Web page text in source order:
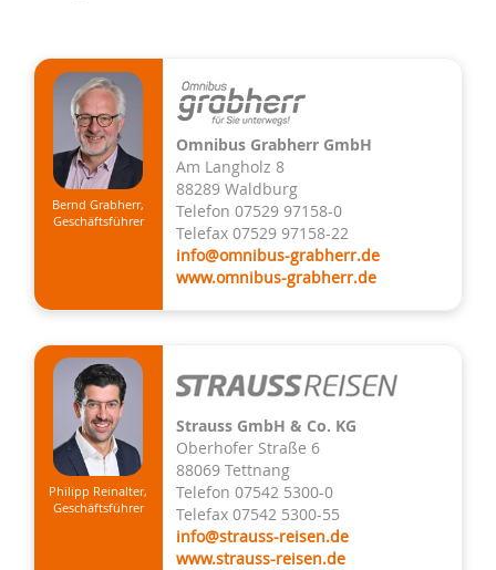
Bernd Grabherr,
Geschäftsführer
Omnibus Grabherr GmbH
Am Langholz 8
88289 Waldburg
Telefon 07529 97158-0
Telefax 07529 97158-22
info@omnibus-grabherr.de
www.omnibus-grabherr.de
Philipp Reinalter,
Geschäftsführer
Strauss GmbH & Co. KG
Oberhofer Straße 6
88069 Tettnang
Telefon 07542 5300-0
Telefax 07542 5300-55
info@strauss-reisen.de
www.strauss-reisen.de